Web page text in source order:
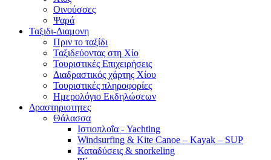
Οινούσσες
Ψαρά
Ταξιδι-Διαμονη
Πριν το ταξίδι
Ταξιδεύοντας στη Χίο
Τουριστικές Επιχειρήσεις
Διαδραστικός χάρτης Χίου
Τουριστικές πληροφορίες
Ημερολόγιο Εκδηλώσεων
Δραστηριοτητες
Θάλασσα
Ιστιοπλοΐα - Yachting
Windsurfing & Kite Canoe – Kayak – SUP
Καταδύσεις & snorkeling